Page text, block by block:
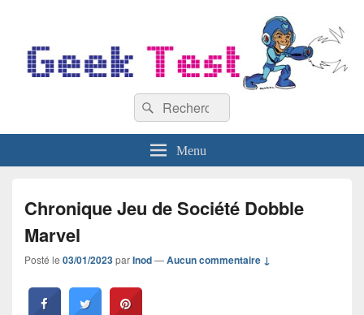
Recherche :
Rechercher
Menu
Chronique Jeu de Société Dobble
Marvel
Posté le 03/01/2023parInod—Aucun commentaire ↓